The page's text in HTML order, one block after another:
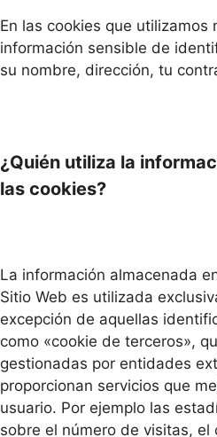
En las cookies que utilizamos
información sensible de
su nombre, dirección, tu
¿Quién utiliza la
las cookies?
La información almacenada
Sitio Web es utilizada
excepción de aquellas
como «cookie de terceros»,
gestionadas por entidades
proporcionan servicios que
usuario. Por ejemplo las
sobre el número de visitas, el